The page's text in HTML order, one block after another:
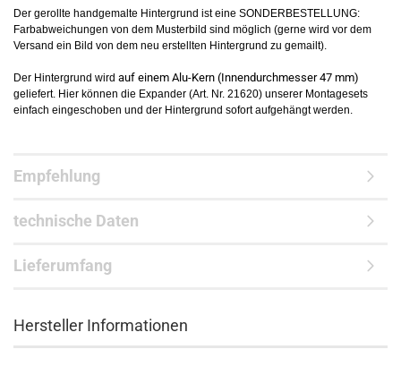
Der gerollte handgemalte Hintergrund ist eine SONDERBESTELLUNG:
Farbabweichungen von dem Musterbild sind möglich (gerne wird vor dem
Versand ein Bild von dem neu erstellten Hintergrund zu gemailt).
Der Hintergrund wird auf einem Alu-Kern (Innendurchmesser 47 mm)
geliefert. Hier können die Expander (Art. Nr. 21620) unserer Montagesets
einfach eingeschoben und der Hintergrund sofort aufgehängt werden.
Empfehlung
technische Daten
Lieferumfang
Hersteller Informationen